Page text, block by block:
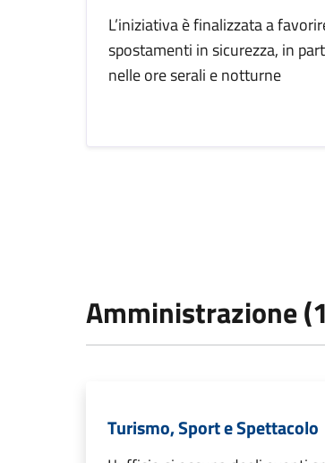
L’iniziativa è finalizzata a
spostamenti in sicurezza, in
nelle ore serali e notturne
Amministrazione
Turismo, Sport e Spettacolo